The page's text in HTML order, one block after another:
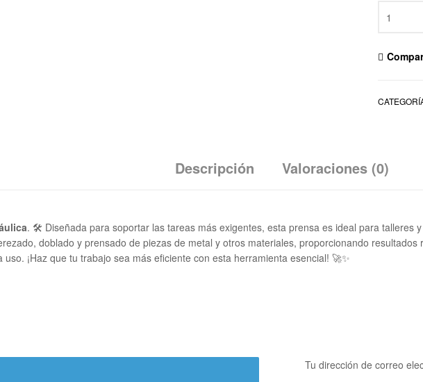
Descripción Valoraciones (0)
. 🛠️ Diseñada para soportar las tareas más exigentes, esta prensa es ideal para talleres
doblado y prensado de piezas de metal y otros materiales, proporcionando
¡Haz que tu trabajo sea más eficiente con esta herramienta esencial! 🚀✨
Tu dirección de correo